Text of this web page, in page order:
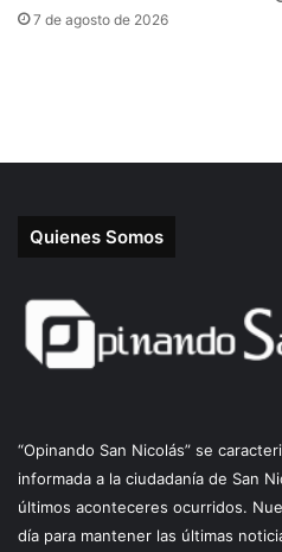
Quienes Somos
“Opinando San Nicolás” se
informada a la ciudadanía de San
últimos aconteceres ocurridos.
día para mantener las últimas